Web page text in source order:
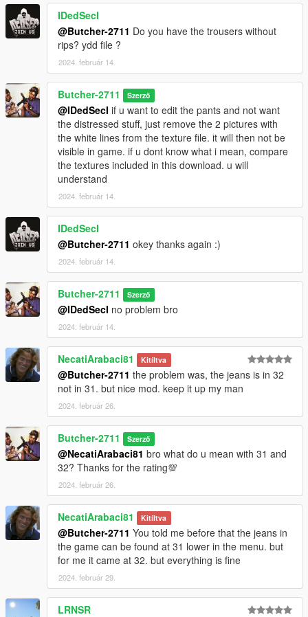
IDedSecI
@Butcher-2711 Do you have the trousers without
rips? ydd file ?
2024. február 14.
Butcher-2711 Szerző
@IDedSecI if u want to edit the pants and not want
the distressed stuff, just remove the 2 pictures with
the white lines from the texture file. it will then not be
visible in game. if u dont know what i mean, compare
the textures included in this download. u will
understand
2024. február 14.
IDedSecI
@Butcher-2711 okey thanks again :)
2024. február 14.
Butcher-2711 Szerző
@IDedSecI no problem bro
2024. február 14.
NecatiArabaci81 Kitíltva
@Butcher-2711 the problem was, the jeans is in 32
not in 31. but nice mod. keep it up my man
2024. február 26.
Butcher-2711 Szerző
@NecatiArabaci81 bro what do u mean with 31 and
32? Thanks for the rating💯
2024. február 26.
NecatiArabaci81 Kitíltva
@Butcher-2711 You told me before that the jeans in
the game can be found at 31 lower in the menu. but
for me it came at 32. but everything is fine
2024. február 29.
LRNSR